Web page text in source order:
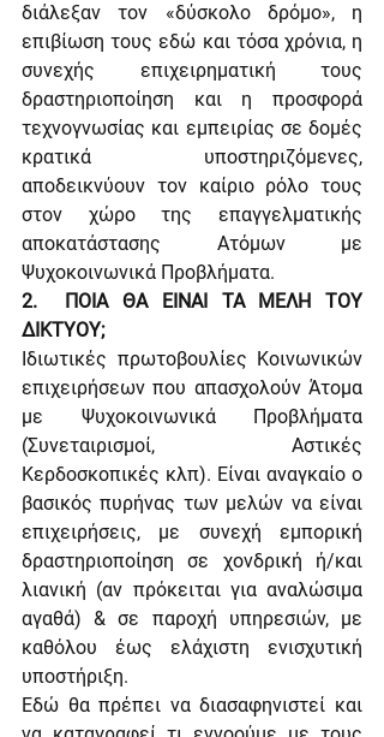
διάλεξαν τον «δύσκολο δρόμο», η
επιβίωση τους εδώ και τόσα χρόνια, η
συνεχής επιχειρηματική τους
δραστηριοποίηση και η προσφορά
τεχνογνωσίας και εμπειρίας σε δομές
κρατικά υποστηριζόμενες,
αποδεικνύουν τον καίριο ρόλο τους
στον χώρο της επαγγελματικής
αποκατάστασης Ατόμων με
Ψυχοκοινωνικά Προβλήματα.
2.  ΠΟΙΑ ΘΑ ΕΙΝΑΙ ΤΑ ΜΕΛΗ ΤΟΥ
ΔΙΚΤΥΟΥ;
Ιδιωτικές πρωτοβουλίες Κοινωνικών
επιχειρήσεων που απασχολούν Άτομα
με Ψυχοκοινωνικά Προβλήματα
(Συνεταιρισμοί, Αστικές
Κερδοσκοπικές κλπ). Είναι αναγκαίο ο
βασικός πυρήνας των μελών να είναι
επιχειρήσεις, με συνεχή εμπορική
δραστηριοποίηση σε χονδρική ή/και
λιανική (αν πρόκειται για αναλώσιμα
αγαθά) & σε παροχή υπηρεσιών, με
καθόλου έως ελάχιστη ενισχυτική
υποστήριξη.
Εδώ θα πρέπει να διασαφηνιστεί και